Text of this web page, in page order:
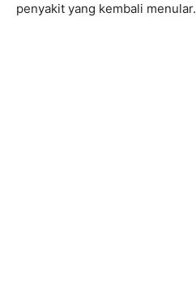
penyakit yang kembali menular.